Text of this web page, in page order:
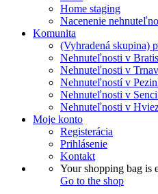
Home staging
Nacenenie
Komunita
(Vyhradená skupina)
Nehnuteľnosti v
Nehnuteľnosti v
Nehnuteľností v
Nehnuteľnosti v
Nehnuteľnosti v
Moje konto
Registerácia
Prihlásenie
Kontakt
Your shopping bag is
Go to the shop